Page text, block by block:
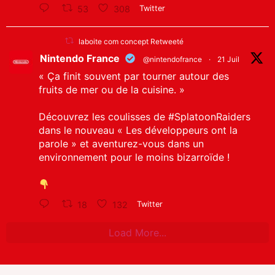
53 308 Twitter
laboite com concept Retweeté
Nintendo France @nintendofrance · 21 Juil
« Ça finit souvent par tourner autour des
fruits de mer ou de la cuisine. »
Découvrez les coulisses de #SplatoonRaiders
dans le nouveau « Les développeurs ont la
parole » et aventurez-vous dans un
environnement pour le moins bizarroïde !
18 132 Twitter
Load More...